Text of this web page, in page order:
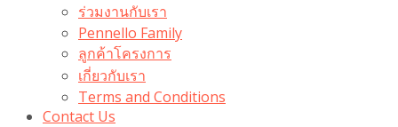
ร่วมงานกับเรา
Pennello Family
ลูกค้าโครงการ
เกี่ยวกับเรา
Terms and Conditions
Contact Us